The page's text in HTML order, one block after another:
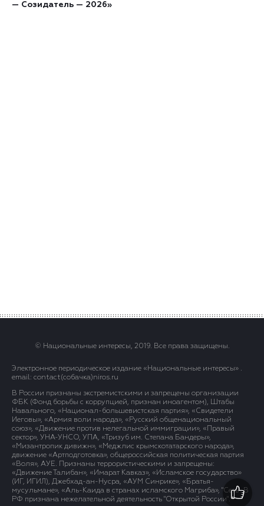
— Созидатель — 2026»
© Национальные интересы, 2019. Все права защищены.
Электронное периодическое издание «Национальные интересы» .
email: contact(сoбaчка)niros.ru
В России признаны экстремистскими и запрещены организации
ФБК (Фонд борьбы с коррупцией, признан иноагентом), Штабы
Навального, «Национал-большевистская партия», «Свидетели
Иеговы», «Армия воли народа», «Русский общенациональный
союз», «Движение против нелегальной иммиграции», «Правый
сектор», УНА-УНСО, УПА, «Тризуб им. Степана Бандеры»,
«Мизантропик дивижн», «Меджлис крымскотатарского народа»,
движение «Артподготовка», общероссийская политическая партия
«Воля», АУЕ. Признаны террористическими и запрещены:
«Движение Талибан», «Имарат Кавказ», «Исламское государство»
(ИГ, ИГИЛ), Джебхад-ан-Нусра, «АУМ Синрике», «Братья-
мусульмане», «Аль-Каида в странах исламского Магриба», "Сеть". В
РФ признана нежелательной деятельность "Открытой России".